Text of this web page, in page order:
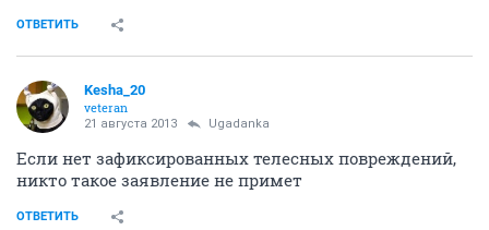
ОТВЕТИТЬ
Kesha_20
veteran
21 августа 2013 Ugadanka
Если нет зафиксированных телесных повреждений,
никто такое заявление не примет
ОТВЕТИТЬ